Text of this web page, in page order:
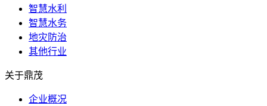
智慧水利
智慧水务
地灾防治
其他行业
关于鼎茂
企业概况